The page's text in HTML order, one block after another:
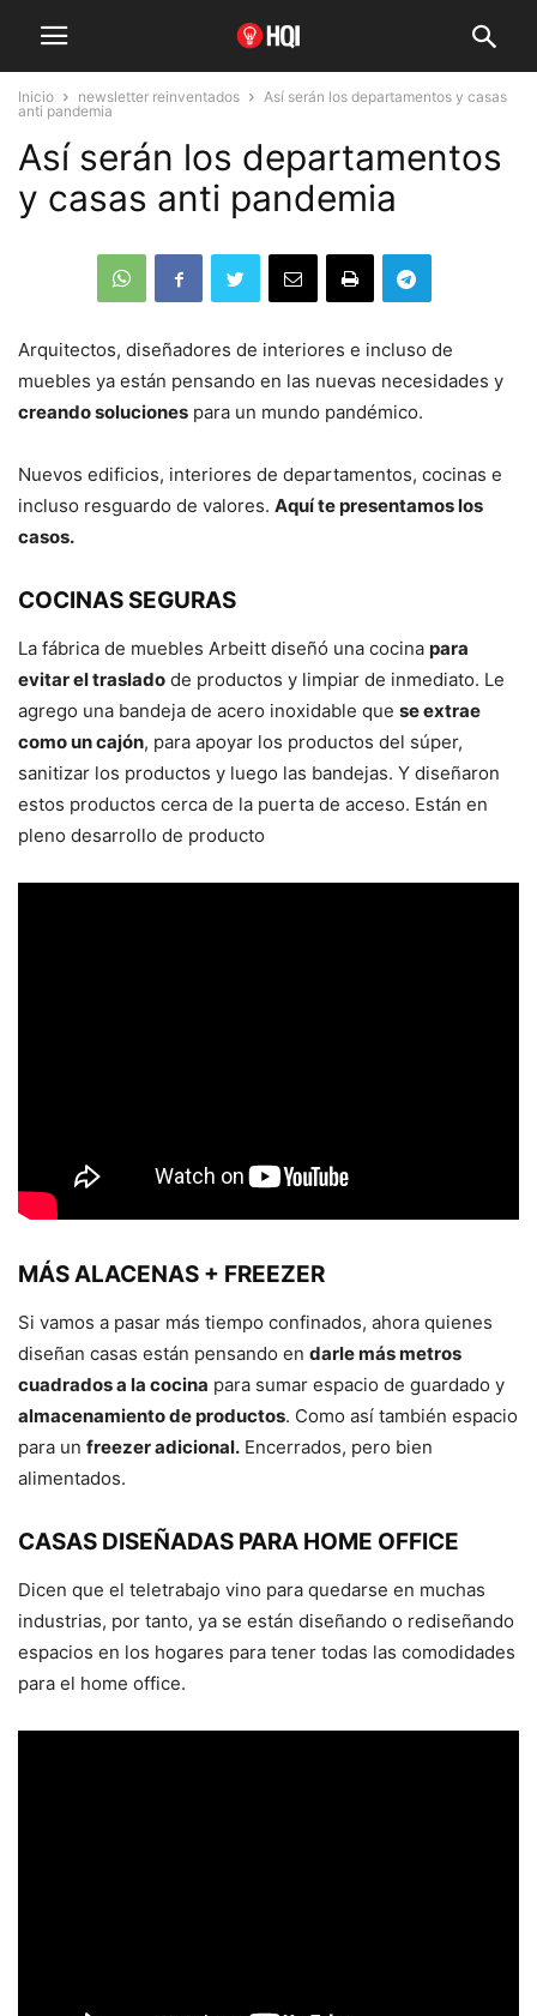
Inicio newsletter reinventados
Así serán los departamentos y casas
anti pandemia
Así serán los departamentos
y casas anti pandemia
Arquitectos, diseñadores de interiores e incluso de
muebles ya están pensando en las nuevas necesidades y
creando soluciones para un mundo pandémico.
Nuevos edificios, interiores de departamentos, cocinas e
incluso resguardo de valores. Aquí te presentamos los
casos.
COCINAS SEGURAS
La fábrica de muebles Arbeitt diseñó una cocina para
evitar el traslado de productos y limpiar de inmediato. Le
agrego una bandeja de acero inoxidable que se extrae
como un cajón, para apoyar los productos del súper,
sanitizar los productos y luego las bandejas. Y diseñaron
estos productos cerca de la puerta de acceso. Están en
pleno desarrollo de producto
MÁS ALACENAS + FREEZER
Si vamos a pasar más tiempo confinados, ahora quienes
diseñan casas están pensando en darle más metros
cuadrados a la cocina para sumar espacio de guardado y
almacenamiento de productos. Como así también espacio
para un freezer adicional. Encerrados, pero bien
alimentados.
CASAS DISEÑADAS PARA HOME OFFICE
Dicen que el teletrabajo vino para quedarse en muchas
industrias, por tanto, ya se están diseñando o rediseñando
espacios en los hogares para tener todas las comodidades
para el home office.